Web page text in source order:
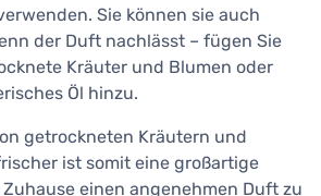
Sie können sie auch
der Duft nachlässt – fügen Sie
Kräuter und Blumen oder
Öl hinzu.
getrockneten Kräutern und
ist somit eine großartige
einen angenehmen Duft zu